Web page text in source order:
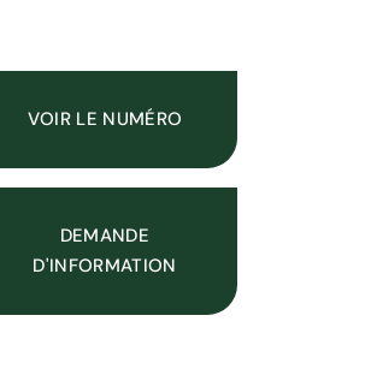
VOIR LE NUMÉRO
DEMANDE
D'INFORMATION